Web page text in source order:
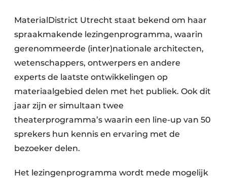
MaterialDistrict Utrecht staat bekend om haar
spraakmakende lezingenprogramma, waarin
gerenommeerde (inter)nationale architecten,
wetenschappers, ontwerpers en andere
experts de laatste ontwikkelingen op
materiaalgebied delen met het publiek. Ook dit
jaar zijn er simultaan twee
theaterprogramma’s waarin een line-up van 50
sprekers hun kennis en ervaring met de
bezoeker delen.
Het lezingenprogramma wordt mede mogelijk